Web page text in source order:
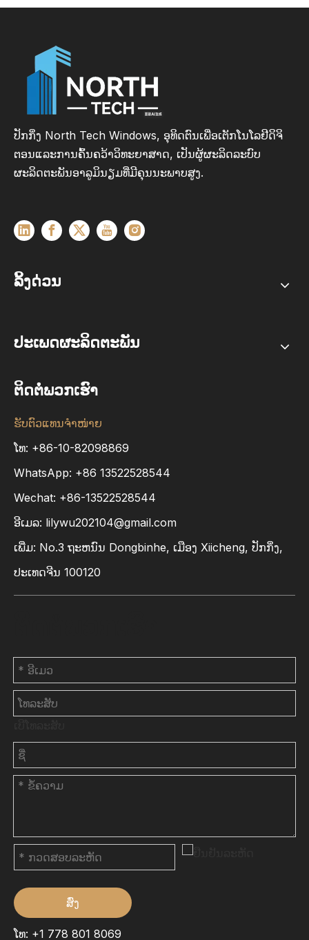
ປັກກິ່ງ North Tech Windows, ອຸທິດຕົນເພື່ອເຕັກໂນໂລຢີດິຈິ
ຕອນແລະການຄົ້ນຄວ້າວິທະຍາສາດ, ເປັນຜູ້ຜະລິດລະບົບ
ຜະລິດຕະພັນອາລູມິນຽມທີ່ມີຄຸນນະພາບສູງ.
ລິ້ງດ່ວນ
ປະເພດຜະລິດຕະພັນ
ຕິດຕໍ່ພວກເຮົາ
ຮັບຕົວແທນຈຳໜ່າຍ
ໂທ: +86-10-82098869
WhatsApp: +86 13522528544
Wechat: +86-13522528544
ອີເມລ: lilywu202104@gmail.com
ເພີ່ມ​: No.3 ຖະ​ຫນົນ Dongbinhe​, ເມືອງ Xiicheng​, ປັກ​ກິ່ງ​,
ປະ​ເທດ​ຈີນ 100120
ສົ່ງ
ໂທ: +1 778 801 8069